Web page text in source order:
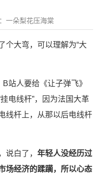
一朵梨花压海棠
个大弯，可以理解为“大
站人要给《让子弹飞》
电线杆”，因为法国大革
线杆上，从那以后电线杆
说白了， 年轻人没经历过
场经济的蹂躏，所以心态